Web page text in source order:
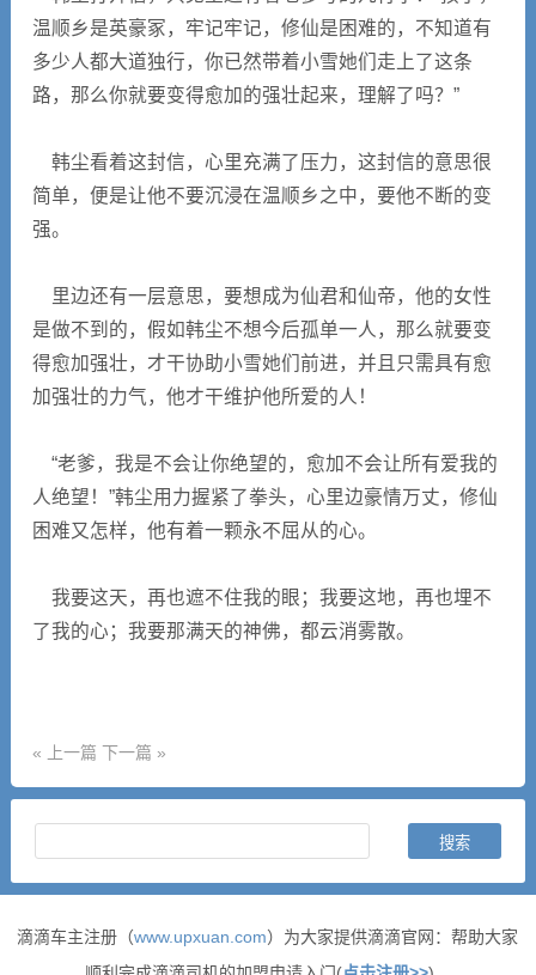
温顺乡是英豪冢，牢记牢记，修仙是困难的，不知道有
多少人都大道独行，你已然带着小雪她们走上了这条
路，那么你就要变得愈加的强壮起来，理解了吗？”
韩尘看着这封信，心里充满了压力，这封信的意思很
简单，便是让他不要沉浸在温顺乡之中，要他不断的变
强。
里边还有一层意思，要想成为仙君和仙帝，他的女性
是做不到的，假如韩尘不想今后孤单一人，那么就要变
得愈加强壮，才干协助小雪她们前进，并且只需具有愈
加强壮的力气，他才干维护他所爱的人！
“老爹，我是不会让你绝望的，愈加不会让所有爱我的
人绝望！”韩尘用力握紧了拳头，心里边豪情万丈，修仙
困难又怎样，他有着一颗永不屈从的心。
我要这天，再也遮不住我的眼；我要这地，再也埋不
了我的心；我要那满天的神佛，都云消雾散。
« 上一篇 下一篇 »
滴滴车主注册（www.upxuan.com）为大家提供滴滴官网：帮助大家